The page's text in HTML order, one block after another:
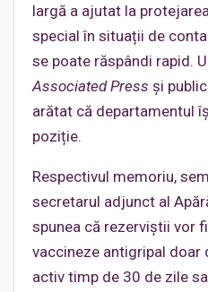
largă a ajutat la
special în situații de
se poate răspândi rapid.
Associated Press și
arătat că departamentul
poziție.
Respectivul memoriu,
secretarul adjunct al
spunea că rezerviștii vor
vaccineze antigripal doar
activ timp de 30 de zile